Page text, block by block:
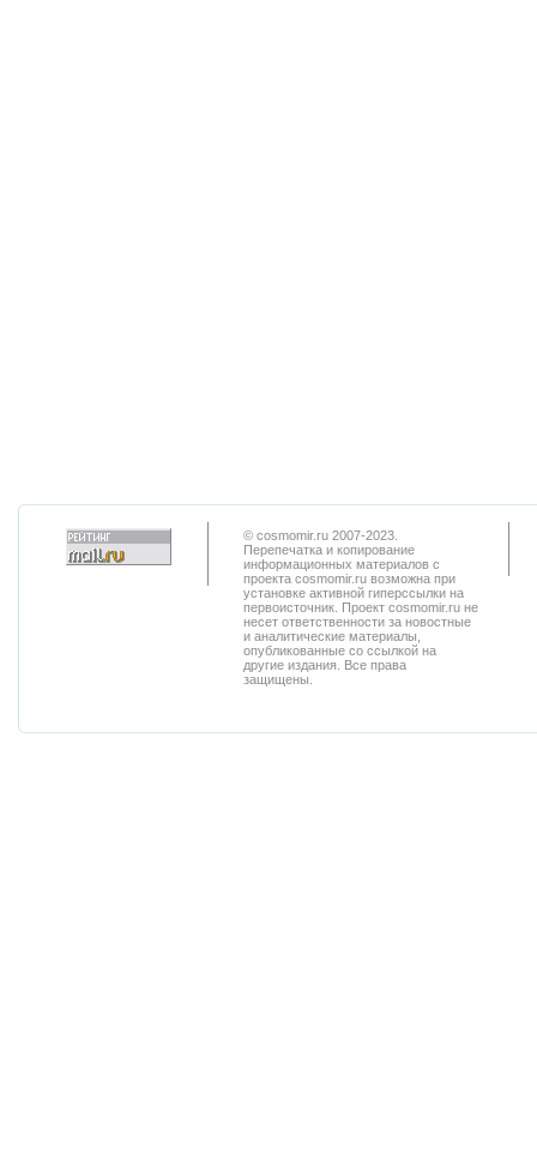
© cosmomir.ru 2007-2023.
Перепечатка и копирование
информационных материалов с
проекта cosmomir.ru возможна при
установке активной гиперссылки на
первоисточник. Проект cosmomir.ru не
несет ответственности за новостные
и аналитические материалы,
опубликованные со ссылкой на
другие издания. Все права
защищены.